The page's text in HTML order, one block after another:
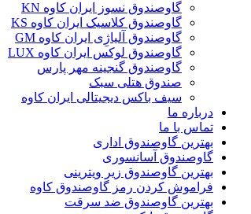
گاوصندوق نسوز ایران کاوه KN
گاوصندوق کلاسیک ایران کاوه KS
گاوصندوق آلیاژِی ایران کاوه GM
گاوصندوق لوکس ایران کاوه LUX
گاوصندوق گنجینه مهر پارس
صندوق هتلی سبک
سیف باکس دیجیتالی ایران کاوه
درباره ما
تماس با ما
بهترین گاوصندوق اداری
گاوصندوق آسانسوری
بهترین گاوصندوق زیر ویترینی
فراموش کردن رمز گاوصندوق کاوه
بهترین گاوصندوق ضد سرقت